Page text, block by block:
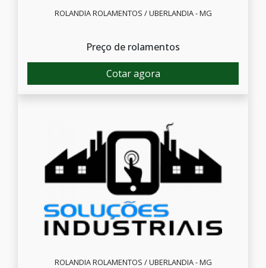
ROLANDIA ROLAMENTOS / UBERLANDIA - MG
Preço de rolamentos
Cotar agora
ROLANDIA ROLAMENTOS / UBERLANDIA - MG